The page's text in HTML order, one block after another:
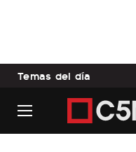
Temas del día